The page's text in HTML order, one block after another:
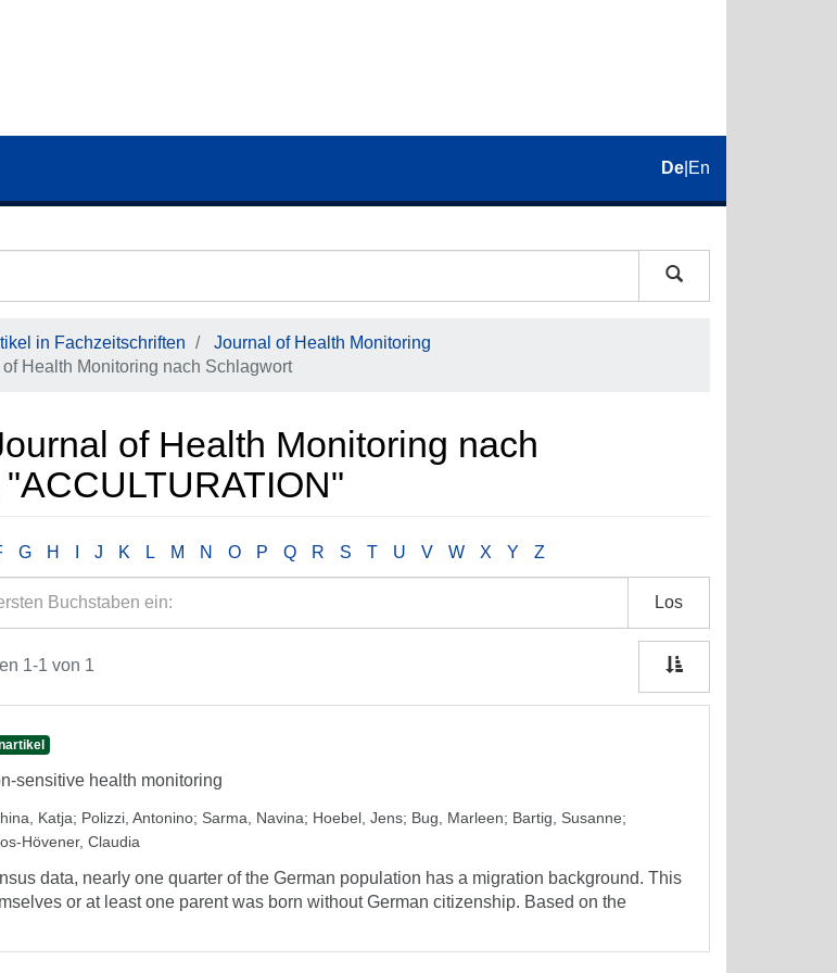
De En
in Fachzeitschriften
Journal of Health Monitoring
Health Monitoring nach Schlagwort
of Health Monitoring nach
G H J K L M N O P Q R S T U V W X Y Z
Los
1-1 von 1
sensitive health monitoring
Katja; Polizzi, Antonino; Sarma, Navina; Hoebel, Jens; Bug, Marleen; Bartig, Susanne;
Hövener, Claudia
data, nearly one quarter of the German population has a migration background. This
or at least one parent was born without German citizenship. Based on the